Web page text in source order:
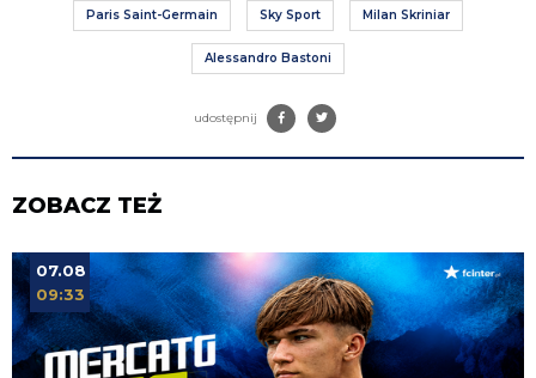
Paris Saint-Germain Sky Sport Milan Skriniar
Alessandro Bastoni
udostępnij
ZOBACZ TEŻ
07.08
09:33